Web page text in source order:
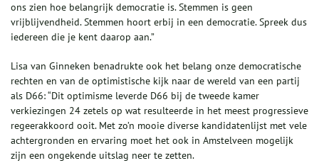
ons zien hoe belangrijk democratie is. Stemmen is geen
vrijblijvendheid. Stemmen hoort erbij in een democratie. Spreek dus
iedereen die je kent daarop aan.”
Lisa van Ginneken benadrukte ook het belang onze democratische
rechten en van de optimistische kijk naar de wereld van een partij
als D66: “Dit optimisme leverde D66 bij de tweede kamer
verkiezingen 24 zetels op wat resulteerde in het meest progressieve
regeerakkoord ooit. Met zo’n mooie diverse kandidatenlijst met vele
achtergronden en ervaring moet het ook in Amstelveen mogelijk
zijn een ongekende uitslag neer te zetten.